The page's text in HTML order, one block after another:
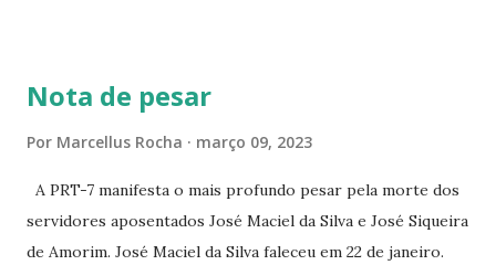
☆CINE VIP CLUBE RUA 24 DE MAIO 825 ☆CINE ECLIPSE
Nota de pesar
Por Marcellus Rocha março 09, 2023
A PRT-7 manifesta o mais profundo pesar pela morte dos
servidores aposentados José Maciel da Silva e José Siqueira
de Amorim. José Maciel da Silva faleceu em 22 de janeiro.